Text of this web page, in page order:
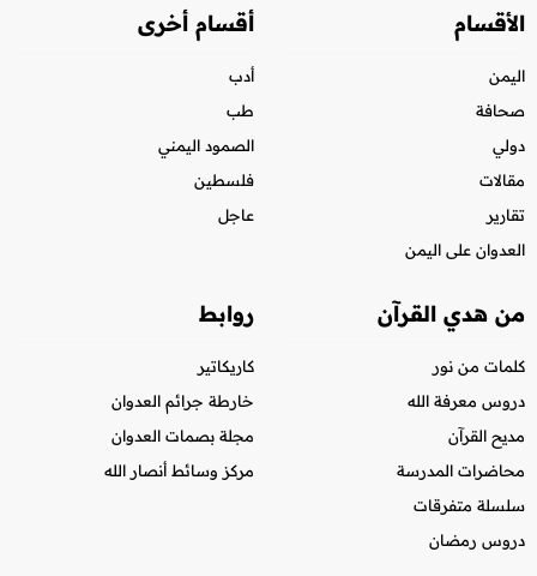
الأقسام
اليمن
صحافة
دولي
مقالات
تقارير
العدوان على اليمن
أقسام أخرى
أدب
طب
الصمود اليمني
فلسطين
عاجل
من هدي القرآن
كلمات من نور
دروس معرفة الله
مديح القرآن
محاضرات المدرسة
سلسلة متفرقات
دروس رمضان
روابط
كاريكاتير
خارطة جرائم العدوان
مجلة بصمات العدوان
مركز وسائط أنصار الله